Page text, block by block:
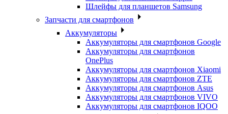
Шлейфы для планшетов Samsung
Запчасти для смартфонов
Аккумуляторы
Аккумуляторы для смартфонов Google
Аккумуляторы для смартфонов
OnePlus
Аккумуляторы для смартфонов Xiaomi
Аккумуляторы для смартфонов ZTE
Аккумуляторы для cмартфонов Asus
Аккумуляторы для смартфонов VIVO
Аккумуляторы для смартфонов IQOO